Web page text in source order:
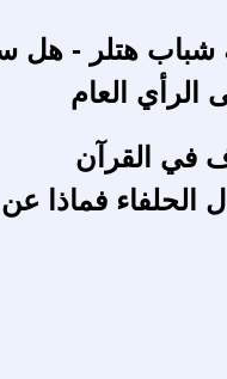
هتلر - هل
الرأي العام
في القرآن
الحلفاء فماذا